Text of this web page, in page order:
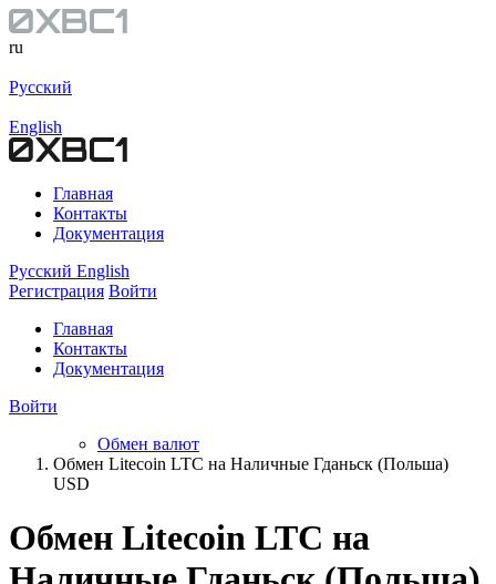
ru
Русский
English
Главная
Контакты
Документация
Русский English
Регистрация Войти
Главная
Контакты
Документация
Войти
Обмен валют
Обмен Litecoin LTC на Наличные Гданьск (Польша)
USD
Обмен Litecoin LTC на